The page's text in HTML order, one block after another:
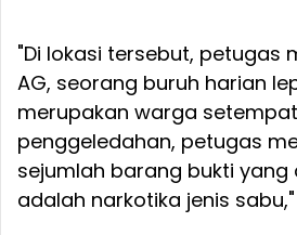
"Di lokasi tersebut, petugas
AG, seorang buruh harian
merupakan warga
penggeledahan, petugas
sejumlah barang bukti yang
adalah narkotika jenis